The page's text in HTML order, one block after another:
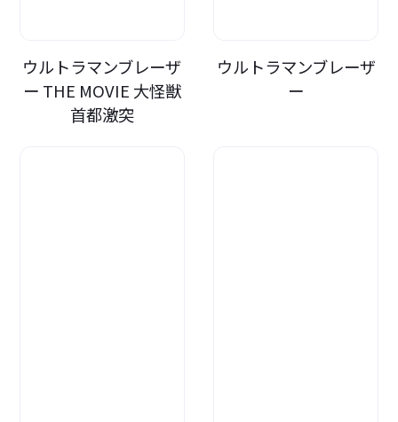
ウルトラマンブレーザ
ー THE MOVIE 大怪獣
首都激突
ウルトラマンブレーザ
ー